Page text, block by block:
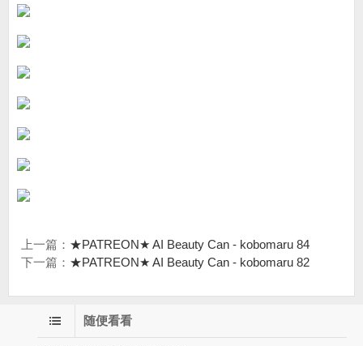
上一篇： ★PATREON★ AI Beauty Can - kobomaru 84
下一篇： ★PATREON★ AI Beauty Can - kobomaru 82
随便看看